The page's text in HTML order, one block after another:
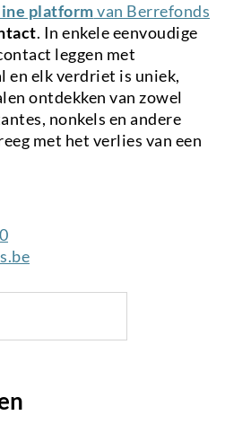
platformvan Berrefonds
. In enkele eenvoudige
leggen met
en elk verdriet is uniek,
ontdekken van zowel
nonkels en andere
met het verlies van een